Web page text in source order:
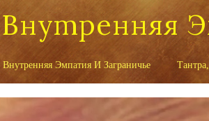
Внутренняя
Внутренняя Эмпатия И Заграничье